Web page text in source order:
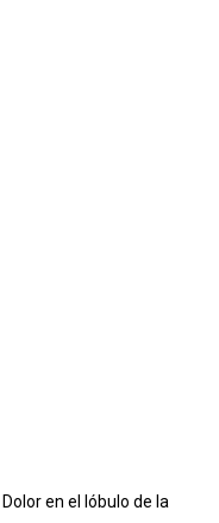
Dolor en el lóbulo de la